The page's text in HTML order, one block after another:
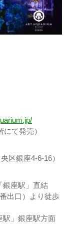
て発売）
区銀座4-6-16）
銀座駅」直結
出口）より徒歩
駅」銀座駅方面